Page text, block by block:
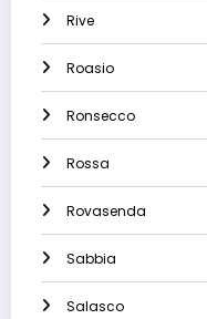
Rive
Roasio
Ronsecco
Rossa
Rovasenda
Sabbia
Salasco